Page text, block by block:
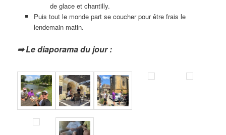
de glace et chantilly.
Puis tout le monde part se coucher pour être frais le
lendemain matin.
➡ Le diaporama du jour :